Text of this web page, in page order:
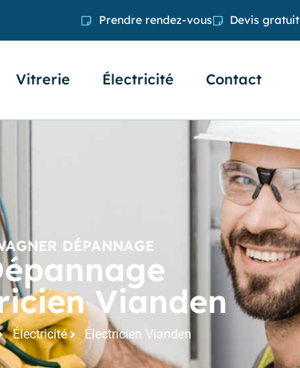
Prendre rendez-vous Devis gratuit
Vitrerie Électricité Contact
DÉPANNAGE
Vianden
Électricité Électricien Vianden